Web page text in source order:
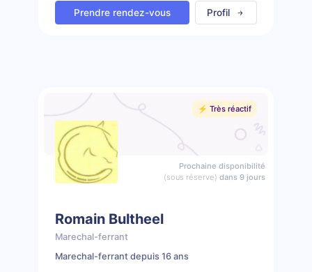
Prendre rendez-vous Profil
⚡️ Très réactif
Prochaine disponibilité
(sous réserve) dans 9 jours
Romain Bultheel
Marechal-ferrant
Marechal-ferrant depuis 16 ans